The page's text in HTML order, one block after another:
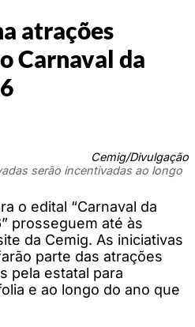
atrações
Carnaval da
Cemig/Divulgação
serão incentivadas ao longo
o edital “Carnaval da
prosseguem até às
da Cemig. As iniciativas
parte das atrações
pela estatal para
e ao longo do ano que